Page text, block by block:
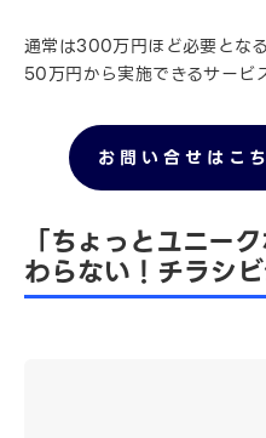
通常は300万円ほど必要とな
50万円から実施できるサービ
お問い合せはこ
「ちょっとユニー
わらない！チラシ